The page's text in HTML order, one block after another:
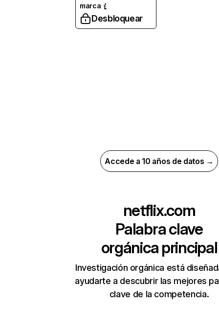
marca
Desbloquear
Accede a 10 años de datos →
netflix.com
Palabra clave
orgánica principal
Investigación orgánica está
ayudarte a descubrir las mejores
clave de la competencia.